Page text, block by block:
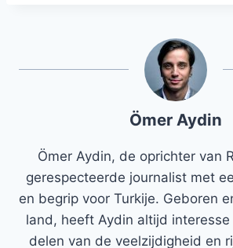
Ömer Aydin
Ömer Aydin, de oprichter van
gerespecteerde journalist met
en begrip voor Turkije. Geboren
land, heeft Aydin altijd
delen van de veelzijdigheid en